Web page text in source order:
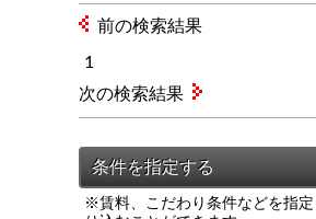
前の検索結果
1
※賃料、こだわり条件などを指